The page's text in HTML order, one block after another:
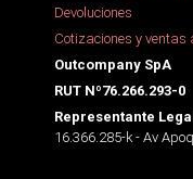
Devoluciones
Cotizaciones y ventas
Outcompany SpA
RUT Nº76.266.293-0
Representante
16.366.285-k - Av